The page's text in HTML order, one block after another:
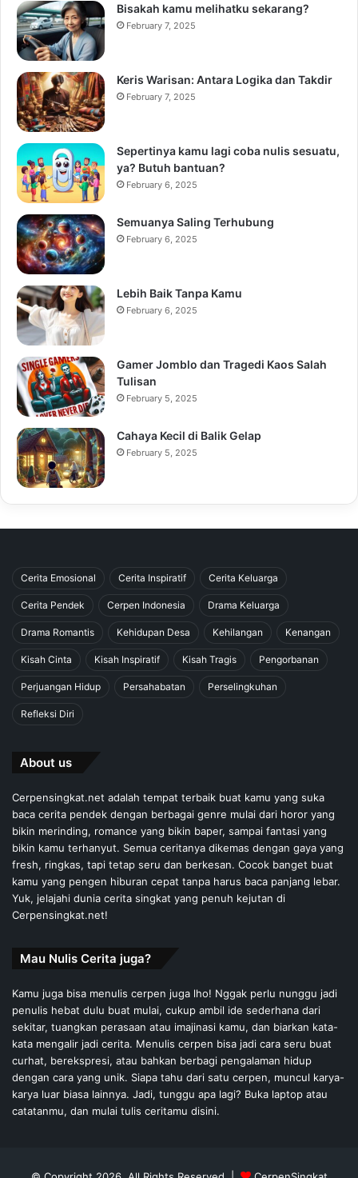
Bisakah kamu melihatku sekarang?
February 7, 2025
Keris Warisan: Antara Logika dan Takdir
February 7, 2025
Sepertinya kamu lagi coba nulis sesuatu,
ya? Butuh bantuan?
February 6, 2025
Semuanya Saling Terhubung
February 6, 2025
Lebih Baik Tanpa Kamu
February 6, 2025
Gamer Jomblo dan Tragedi Kaos Salah
Tulisan
February 5, 2025
Cahaya Kecil di Balik Gelap
February 5, 2025
Cerita Emosional Cerita Inspiratif Cerita Keluarga
Cerita Pendek Cerpen Indonesia Drama Keluarga
Drama Romantis Kehidupan Desa Kehilangan Kenangan
Kisah Cinta Kisah Inspiratif Kisah Tragis Pengorbanan
Perjuangan Hidup Persahabatan Perselingkuhan
Refleksi Diri
About us
Cerpensingkat.net adalah tempat terbaik buat kamu yang suka
baca cerita pendek dengan berbagai genre mulai dari horor yang
bikin merinding, romance yang bikin baper, sampai fantasi yang
bikin kamu terhanyut. Semua ceritanya dikemas dengan gaya yang
fresh, ringkas, tapi tetap seru dan berkesan. Cocok banget buat
kamu yang pengen hiburan cepat tanpa harus baca panjang lebar.
Yuk, jelajahi dunia cerita singkat yang penuh kejutan di
Cerpensingkat.net!
Mau Nulis Cerita juga?
Kamu juga bisa menulis cerpen juga lho! Nggak perlu nunggu jadi
penulis hebat dulu buat mulai, cukup ambil ide sederhana dari
sekitar, tuangkan perasaan atau imajinasi kamu, dan biarkan kata-
kata mengalir jadi cerita. Menulis cerpen bisa jadi cara seru buat
curhat, berekspresi, atau bahkan berbagi pengalaman hidup
dengan cara yang unik. Siapa tahu dari satu cerpen, muncul karya-
karya luar biasa lainnya. Jadi, tunggu apa lagi? Buka laptop atau
catatanmu, dan mulai tulis ceritamu disini.